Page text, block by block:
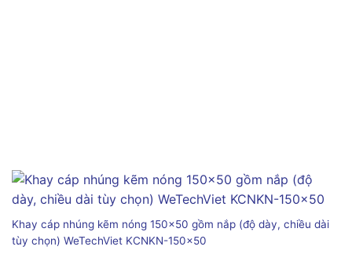
Khay cáp nhúng kẽm nóng 150×50 gồm nắp (độ dày, chiều dài
tùy chọn) WeTechViet KCNKN-150×50